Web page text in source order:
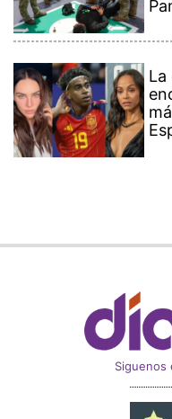
La
Siguenos